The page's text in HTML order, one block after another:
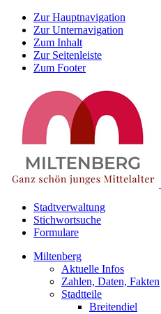
Zur Hauptnavigation
Zur Unternavigation
Zum Inhalt
Zur Seitenleiste
Zum Footer
Stadtverwaltung
Stichwortsuche
Formulare
Miltenberg
Aktuelle Infos
Zahlen, Daten, Fakten
Stadtteile
Breitendiel